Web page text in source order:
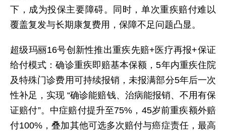
下，成为投保主要障碍。同时，单次重疾赔付难以
覆盖复发与长期康复费用，保障不足问题凸显。
超级玛丽16号创新性推出重疾先赔+医疗再报+保证
给付模式：确诊重疾即赔基本保额，5年内重疾住院
及特殊门诊费用可持续报销，未报满部分5年后一次
性补足，实现 “确诊能赔钱、治病能报销、不用有保
证赔付”。中症赔付提升至75%，45岁前重疾额外赔
付100%，叠加其他可选多次赔付与癌症责任，最高